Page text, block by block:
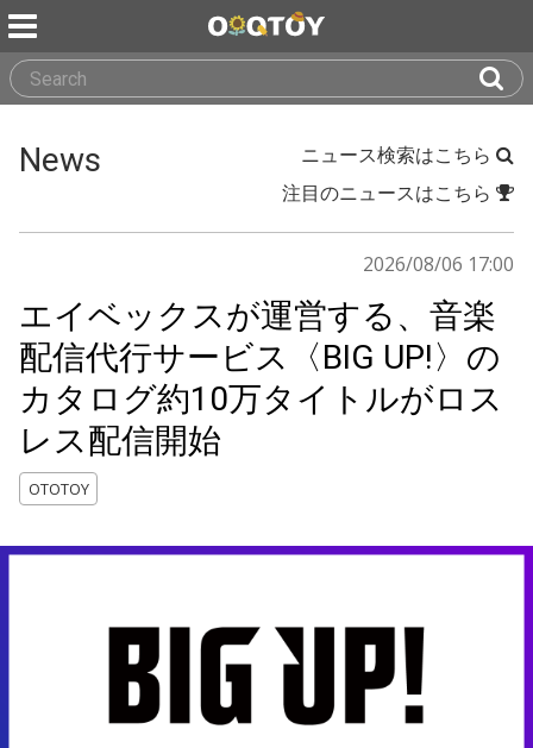
News
ニュース検索はこちら
注目のニュースはこちら
2026/08/06 17:00
エイベックスが運営する、音楽
配信代行サービス〈BIG UP!〉の
カタログ約10万タイトルがロス
レス配信開始
OTOTOY